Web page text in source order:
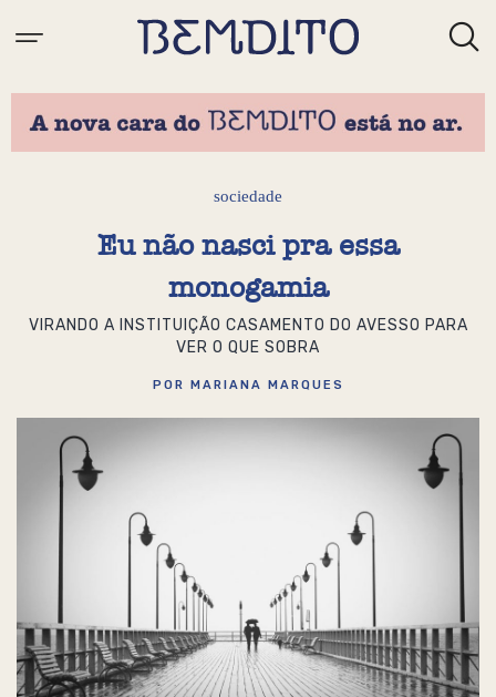
sociedade
Eu não nasci pra essa
monogamia
VIRANDO A INSTITUIÇÃO CASAMENTO DO AVESSO PARA
VER O QUE SOBRA
POR MARIANA MARQUES